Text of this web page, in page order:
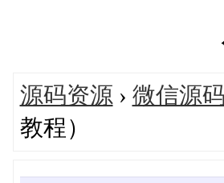
源码资源 › 微信源码
教程）